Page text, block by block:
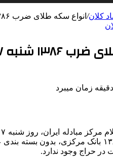
کلان/ انواع سکه طلای ضرب ۱۳۸۶ شنبه ۱۷ آذر عرضه می‌شود
۱۷ آذر عرضه می‌شود
در حراج وجود ندارد.